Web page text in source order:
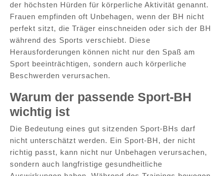
der höchsten Hürden für körperliche Aktivität genannt.
Frauen empfinden oft Unbehagen, wenn der BH nicht
perfekt sitzt, die Träger einschneiden oder sich der BH
während des Sports verschiebt. Diese
Herausforderungen können nicht nur den Spaß am
Sport beeinträchtigen, sondern auch körperliche
Beschwerden verursachen.
Warum der passende Sport-BH
wichtig ist
Die Bedeutung eines gut sitzenden Sport-BHs darf
nicht unterschätzt werden. Ein Sport-BH, der nicht
richtig passt, kann nicht nur Unbehagen verursachen,
sondern auch langfristige gesundheitliche